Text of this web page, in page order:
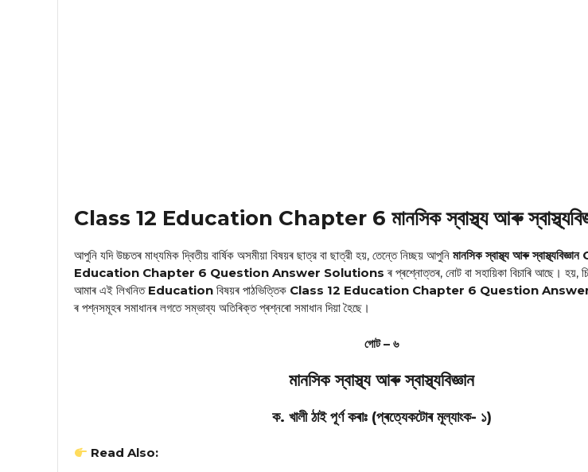
Class 12 Education Chapter 6 মানসিক স্বাস্থ্য আৰু
আপুনি যদি উচ্চতৰ মাধ্যমিক দ্বিতীয় বাৰ্ষিক অসমীয়া বিষয়ৰ ছাত্র বা ছাত্রী হয়, তেন্তে নিচ্ছয় আপুনি মানসিক স্বাস্থ্য আৰু স্বাস্থ্যবিজ্ঞান
Education Chapter 6 Question Answer Solutionsৰ প্ৰশ্নোত্তৰ, নোট বা সহায়িকা বিচাৰি আছে। হয়,
আমাৰ এই লিখনিত Education বিষয়ৰ পাঠভিত্তিক Class 12 Education Chapter 6 Question
ৰ পশ্নসমূহৰ সমাধানৰ লগতে সম্ভাব্য অতিৰিক্ত প্ৰশ্নৰো সমাধান দিয়া হৈছে।
গোট – ৬
মানসিক স্বাস্থ্য আৰু স্বাস্থ্যবিজ্ঞান
ক. খালী ঠাই পূৰ্ণ কৰাঃ (প্ৰত্যেকটোৰ মূল্যাংক- ১)
Read Also: